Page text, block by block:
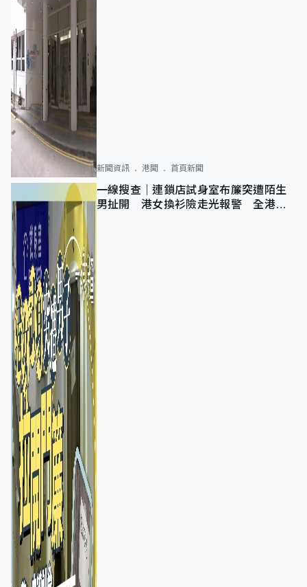
新聞資訊 港聞 首頁新聞
一線搜查｜連鎖店試身室布簾突遭陌生
男扯開 港女換衫險走光報警 全港分